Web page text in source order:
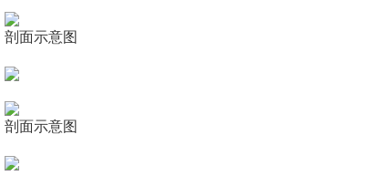
剖面示意图
剖面示意图